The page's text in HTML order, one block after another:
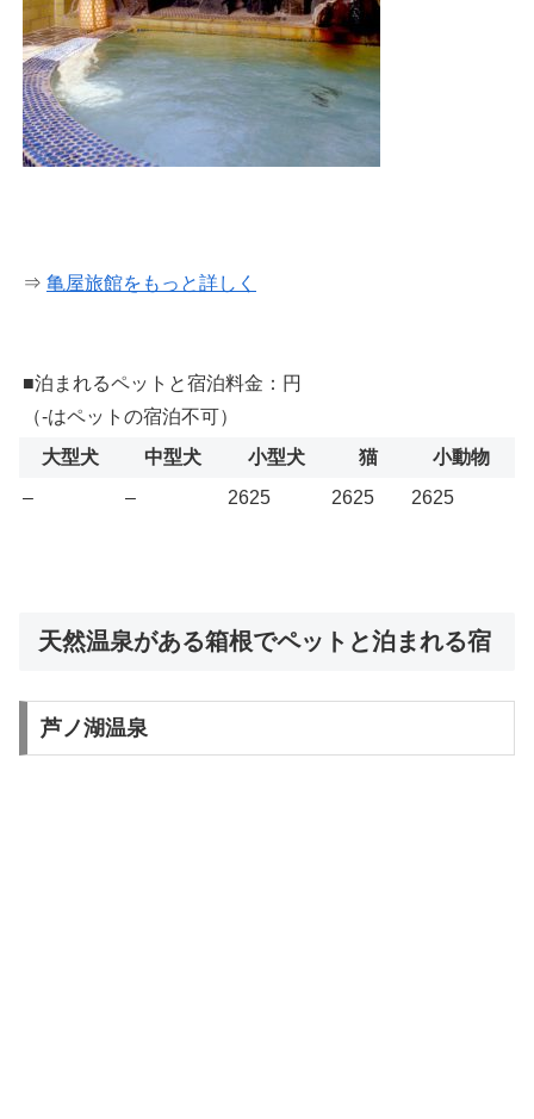
⇒ 亀屋旅館をもっと詳しく
■泊まれるペットと宿泊料金：円
（-はペットの宿泊不可）
大型犬
中型犬 小型犬 猫
小動物
–
– 2625 2625 2625
天然温泉がある箱根でペットと泊まれる宿
芦ノ湖温泉